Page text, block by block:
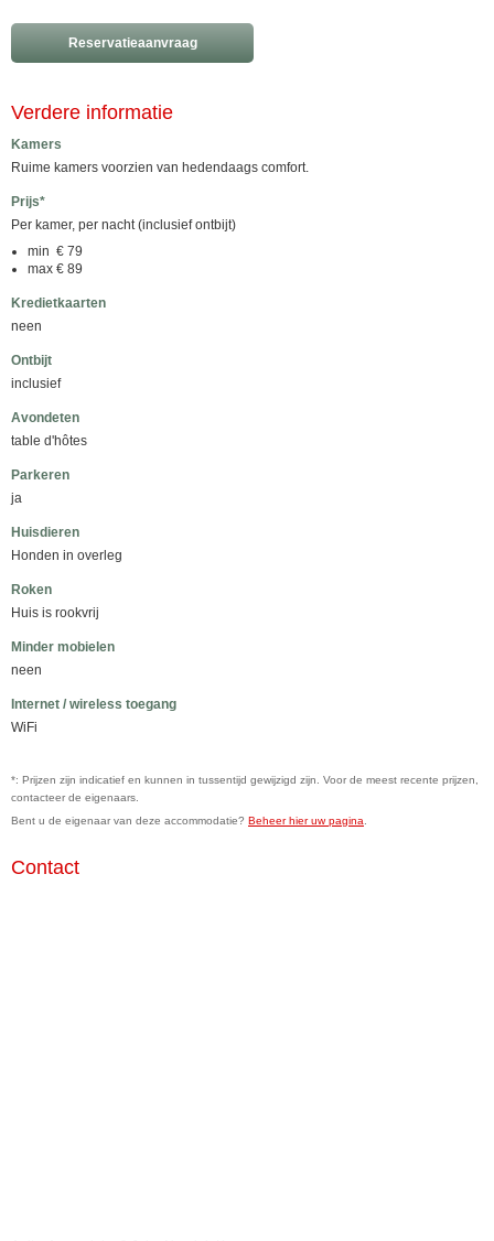
Reservatieaanvraag
Verdere informatie
Kamers
Ruime kamers voorzien van hedendaags comfort.
Prijs*
Per kamer, per nacht (inclusief ontbijt)
min € 79
max € 89
Kredietkaarten
neen
Ontbijt
inclusief
Avondeten
table d'hôtes
Parkeren
ja
Huisdieren
Honden in overleg
Roken
Huis is rookvrij
Minder mobielen
neen
Internet / wireless toegang
WiFi
*: Prijzen zijn indicatief en kunnen in tussentijd gewijzigd zijn. Voor de meest recente prijzen,
contacteer de eigenaars.
Bent u de eigenaar van deze accommodatie? Beheer hier uw pagina
Contact